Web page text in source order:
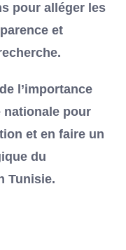
pour alléger les
et
l’importance
nationale pour
et en faire un
du
Tunisie.